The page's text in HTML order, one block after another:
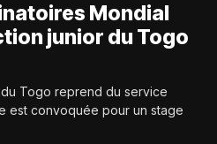
Mondial
junior du Togo
Togo reprend du service
est convoquée pour un stage